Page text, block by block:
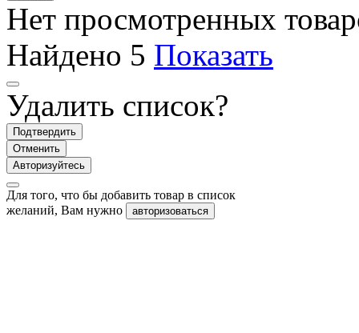
Нет просмотренных
Найдено 5 Показать
Удалить список?
Подтвердить
Отменить
Авторизуйтесь
Для того, что бы добавить товар в список
желаний, Вам нужно
авторизоваться